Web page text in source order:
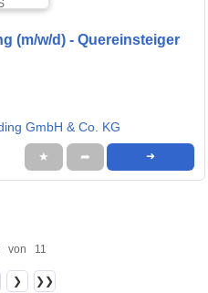
(m/w/d) - Quereinsteiger
GmbH & Co. KG
★ ➦ ➜
11
❯ ❯❯